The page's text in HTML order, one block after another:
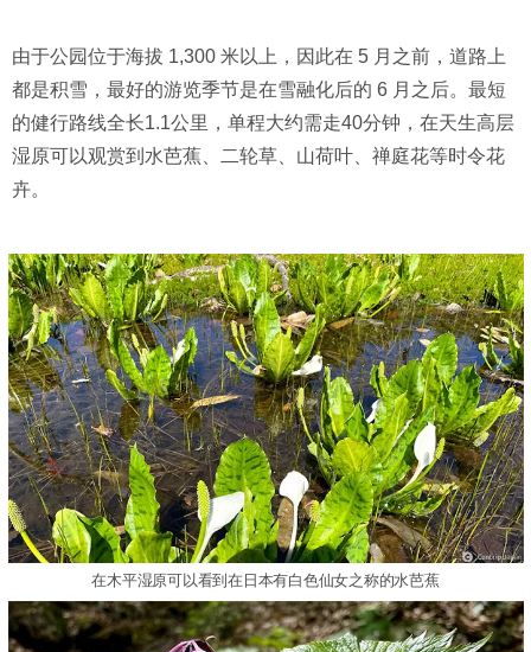
由于公园位于海拔 1,300 米以上，因此在 5 月之前，道路上
都是积雪，最好的游览季节是在雪融化后的 6 月之后。最短
的健行路线全长1.1公里，单程大约需走40分钟，在天生高层
湿原可以观赏到水芭蕉、二轮草、山荷叶、禅庭花等时令花
卉。
在木平湿原可以看到在日本有白色仙女之称的水芭蕉